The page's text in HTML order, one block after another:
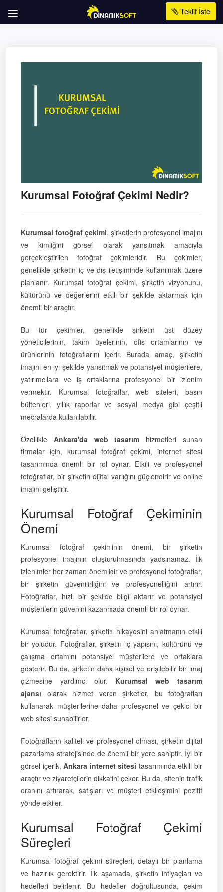
Teklif İste
Kurumsal Fotoğraf Çekimi Nedir?
Kurumsal fotoğraf çekimi, şirketlerin profesyonel imajını
ve kimliğini görsel olarak yansıtmak amacıyla
gerçekleştirilen fotoğraf çekimleridir. Bu çekimler,
genellikle şirketin iç ve dış iletişiminde kullanılmak üzere
planlanır. Kurumsal fotoğraf çekimi, şirketin vizyonunu,
kültürünü ve değerlerini etkili bir şekilde aktarmak için
önemli bir araçtır.
Bu tür çekimler, genellikle şirketin üst düzey
yöneticilerinin, takım üyelerinin, ofis ortamlarının ve
ürünlerinin fotoğraflarını içerir. Burada amaç, şirketin
imajını en iyi şekilde yansıtmak ve potansiyel müşterilere,
yatırımcılara ve iş ortaklarına profesyonel bir izlenim
vermektir. Kurumsal fotoğraflar, web siteleri, basın
bültenleri, yıllık raporlar ve sosyal medya gibi çeşitli
mecralarda kullanılabilir.
Özellikle Ankara'da web tasarım hizmetleri sunan
firmalar için, kurumsal fotoğraf çekimi, internet sitesi
tasarımında önemli bir rol oynar. Etkili ve profesyonel
fotoğraflar, bir şirketin dijital varlığını güçlendirir ve online
imajını geliştirir.
Kurumsal Fotoğraf Çekiminin
Önemi
Kurumsal fotoğraf çekiminin önemi, bir şirketin
profesyonel imajının oluşturulmasında yadsınamaz. İlk
izlenimler her zaman önemlidir ve profesyonel fotoğraflar,
bir şirketin güvenilirliğini ve profesyonelliğini artırır.
Fotoğraflar, hızlı bir şekilde bilgi aktarır ve potansiyel
müşterilerin güvenini kazanmada önemli bir rol oynar.
Kurumsal fotoğraflar, şirketin hikayesini anlatmanın etkili
bir yoludur. Fotoğraflar, şirketin iç yapısını, kültürünü ve
çalışma ortamını potansiyel müşterilere ve ortaklara
gösterir. Bu da, şirketin daha kişisel ve erişilebilir bir imaj
çizmesine yardımcı olur. Kurumsal web tasarım
ajansı olarak hizmet veren şirketler, bu fotoğrafları
kullanarak müşterilerine daha profesyonel ve çekici bir
web sitesi sunabilirler.
Fotoğrafların kaliteli ve profesyonel olması, şirketin dijital
pazarlama stratejisinde de önemli bir yere sahiptir. İyi bir
görsel içerik,Ankara internet sitesi tasarımında etkili bir
araçtır ve ziyaretçilerin dikkatini çeker. Bu da, sitenin trafik
oranını artırarak, satışları ve müşteri etkileşimini pozitif
yönde etkiler.
Kurumsal Fotoğraf Çekimi
Süreçleri
Kurumsal fotoğraf çekimi süreçleri, detaylı bir planlama
ve hazırlık gerektirir. İlk aşamada, şirketin ihtiyaçları ve
hedefleri belirlenir. Bu hedefler doğrultusunda, çekim